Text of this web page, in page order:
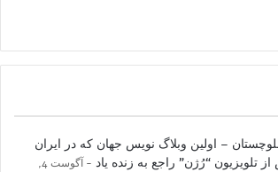
– اولین وبلاگ نویس جهان که در ایران
تلویزیون “رُژن” راجع به زنده یاد
آگوست 4,